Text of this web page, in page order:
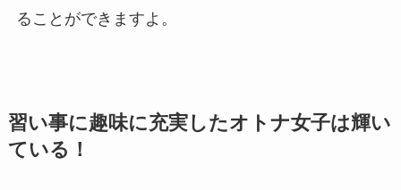
ることができますよ。
習い事に趣味に充実したオトナ女子は輝い
ている！